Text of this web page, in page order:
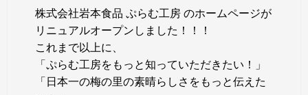
株式会社岩本食品 ぷらむ工房 のホームページが
リニュアルオープンしました！！！
これまで以上に、
「ぷらむ工房をもっと知っていただきたい！」
「日本一の梅の里の素晴らしさをもっと伝えた